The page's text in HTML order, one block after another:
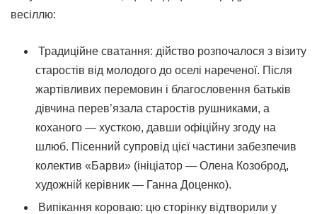
весіллю:
Традиційне сватання: дійство розпочалося з візиту
старостів від молодого до оселі нареченої. Після
жартівливих перемовин і благословення батьків
дівчина перев’язала старостів рушниками, а
коханого — хусткою, давши офіційну згоду на
шлюб. Пісенний супровід цієї частини забезпечив
колектив «Барви» (ініціатор — Олена Козоброд,
художній керівник — Ганна Доценко).
Випікання короваю: цю сторінку відтворили у